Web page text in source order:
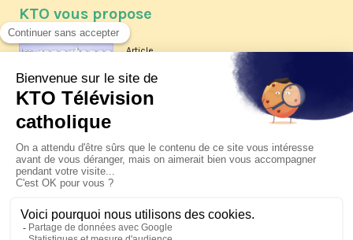
KTO vous propose
Article
Les reportages d'été 2026 de KTO
La visite pastorale du pape Léon
XIV à Assise à suivre sur KTO le
jeudi 6 août
Le pape en Uruguay, Argentine et
Pérou du 6 au 17 novembre 2026